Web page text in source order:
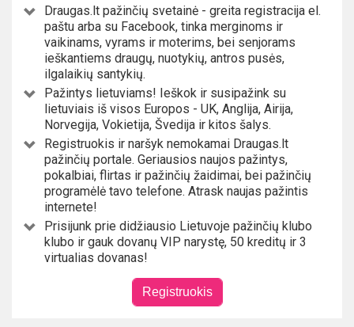
Draugas.lt pažinčių svetainė - greita registracija el.
paštu arba su Facebook, tinka merginoms ir
vaikinams, vyrams ir moterims, bei senjorams
ieškantiems draugų, nuotykių, antros pusės,
ilgalaikių santykių.
Pažintys lietuviams! Ieškok ir susipažink su
lietuviais iš visos Europos - UK, Anglija, Airija,
Norvegija, Vokietija, Švedija ir kitos šalys.
Registruokis ir naršyk nemokamai Draugas.lt
pažinčių portale. Geriausios naujos pažintys,
pokalbiai, flirtas ir pažinčių žaidimai, bei pažinčių
programėlė tavo telefone. Atrask naujas pažintis
internete!
Prisijunk prie didžiausio Lietuvoje pažinčių klubo
klubo ir gauk dovanų VIP narystę, 50 kreditų ir 3
virtualias dovanas!
Registruokis